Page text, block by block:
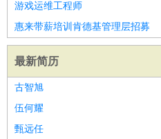
游戏运维工程师
惠来带薪培训肯德基管理层招募
最新简历
古智旭
伍何耀
甄远任